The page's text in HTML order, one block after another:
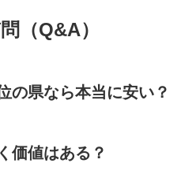
（Q&A）
の県なら本当に安い？
価値はある？